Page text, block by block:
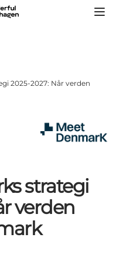
2025-2027: Når verden
strategi
verden